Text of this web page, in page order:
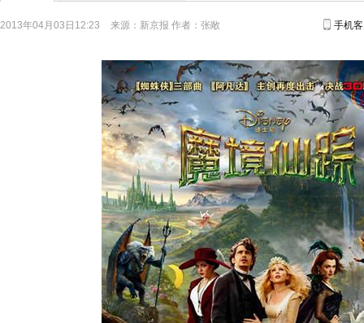
2013年04月03日12:23 来源： 新京报 作者：张敞 手机